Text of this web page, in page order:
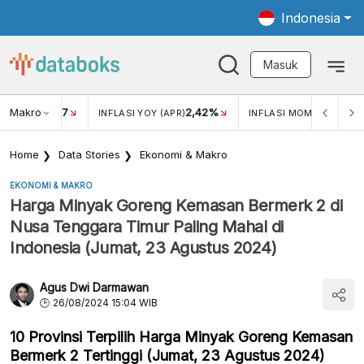
Indonesia
Masuk
Makro
USD/IDR 17 INFLASI YOY (APR)2,42% INFLASI MOM (MAR)
Home Data Stories Ekonomi & Makro
EKONOMI & MAKRO
Harga Minyak Goreng Kemasan Bermerk 2 di
Nusa Tenggara Timur Paling Mahal di
Indonesia (Jumat, 23 Agustus 2024)
Agus Dwi Darmawan
26/08/2024 15:04 WIB
10 Provinsi Terpilih Harga Minyak Goreng Kemasan
Bermerk 2 Tertinggi (Jumat, 23 Agustus 2024)